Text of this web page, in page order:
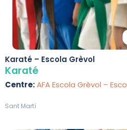
Karaté – Escola Grèvol
Karaté
Centre:AFA Escola Grèvol –
Sant Martí